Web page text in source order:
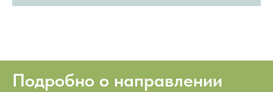
Подробно о направлении